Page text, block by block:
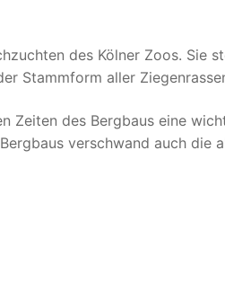
des Kölner Zoos. Sie
Stammform aller
Zeiten des Bergbaus eine
verschwand auch die